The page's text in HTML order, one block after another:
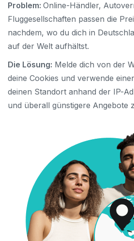
Problem: Online-Händler,
Fluggesellschaften passen die
nachdem, wo du dich in
auf der Welt aufhältst.
Die Lösung: Melde dich von der
deine Cookies und verwende
deinen Standort anhand der IP-
und überall günstigere Angebote